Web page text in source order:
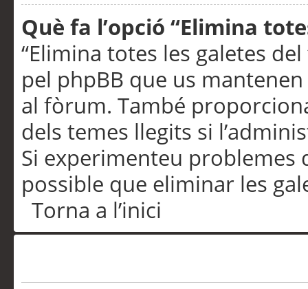
Què fa l’opció “Elimina
“Elimina totes les galetes
pel phpBB que us
al fòrum. També
dels temes llegits si
Si experimenteu problemes
possible que eliminar les
Torna a l’inici